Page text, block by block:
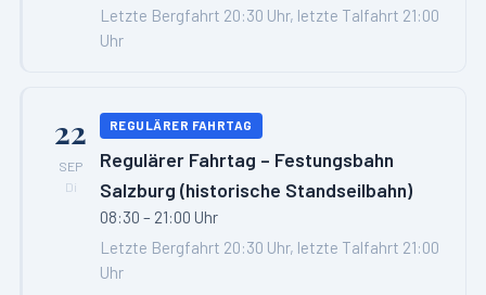
Letzte Bergfahrt 20:30 Uhr, letzte Talfahrt 21:00
Uhr
22
SEP
Di
REGULÄRER FAHRTAG
Regulärer Fahrtag – Festungsbahn
Salzburg (historische Standseilbahn)
08:30 – 21:00 Uhr
Letzte Bergfahrt 20:30 Uhr, letzte Talfahrt 21:00
Uhr